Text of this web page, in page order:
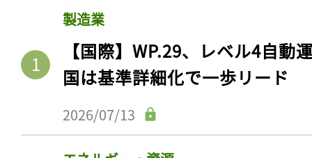
製造業
【国際】WP.29、レベル4自動
国は基準詳細化で一歩リード
2026/07/13